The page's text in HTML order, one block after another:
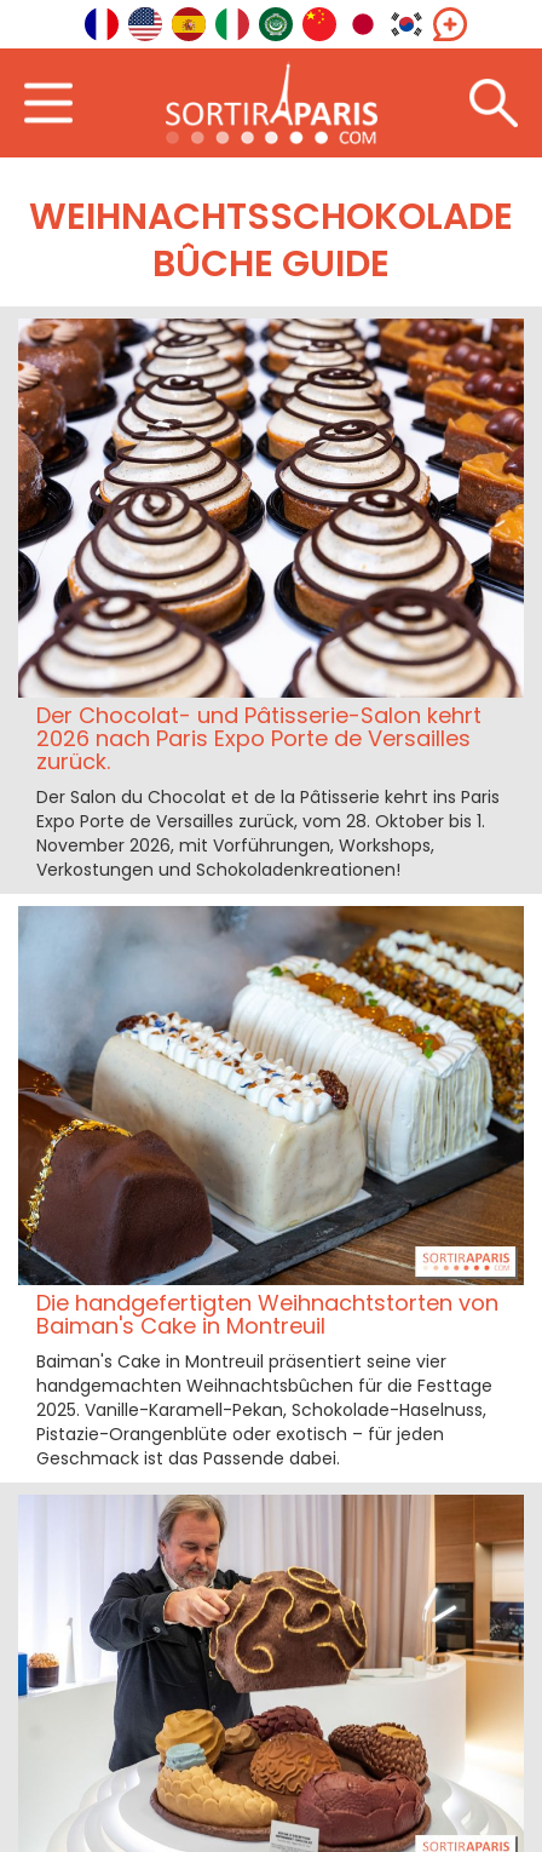
WEIHNACHTSSCHOKOLADE
BÛCHE GUIDE
Der Chocolat- und Pâtisserie-Salon kehrt
2026 nach Paris Expo Porte de Versailles
zurück.
Der Salon du Chocolat et de la Pâtisserie kehrt ins Paris
Expo Porte de Versailles zurück, vom 28. Oktober bis 1.
November 2026, mit Vorführungen, Workshops,
Verkostungen und Schokoladenkreationen!
Die handgefertigten Weihnachtstorten von
Baiman's Cake in Montreuil
Baiman's Cake in Montreuil präsentiert seine vier
handgemachten Weihnachtsbûchen für die Festtage
2025. Vanille-Karamell-Pekan, Schokolade-Haselnuss,
Pistazie-Orangenblüte oder exotisch – für jeden
Geschmack ist das Passende dabei.